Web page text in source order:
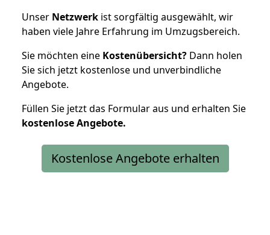
Unser Netzwerk ist sorgfältig ausgewählt, wir
haben viele Jahre Erfahrung im Umzugsbereich.
Sie möchten eine Kostenübersicht? Dann holen
Sie sich jetzt kostenlose und unverbindliche
Angebote.
Füllen Sie jetzt das Formular aus und erhalten Sie
kostenloseAngebote.
Kostenlose Angebote erhalten